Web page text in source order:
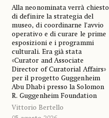
Alla neonominata verrà chiesto
di definire la strategia del
museo, di coordinarne l’avvio
operativo e di curare le prime
esposizioni e i programmi
culturali. Era già stata
«Curator and Associate
Director of Curatorial Affairs»
per il progetto Guggenheim
Abu Dhabi presso la Solomon
R. Guggenheim Foundation
Vittorio Bertello